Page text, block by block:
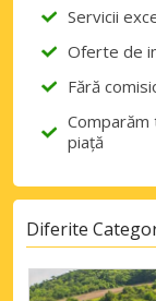
Servicii
Oferte de
Fără
piață
Diferite